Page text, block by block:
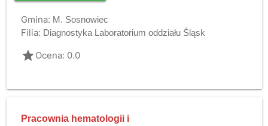
Gmina: M. Sosnowiec
Filia: Diagnostyka Laboratorium oddziału Śląsk
gradeOcena: 0.0
Pracownia hematologii i